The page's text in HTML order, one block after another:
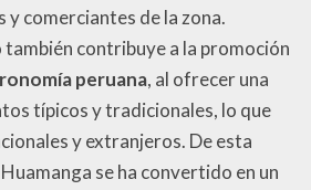
comerciantes de la zona.
contribuye a la promoción
peruana, al ofrecer una
típicos y tradicionales, lo que
y extranjeros. De esta
se ha convertido en un